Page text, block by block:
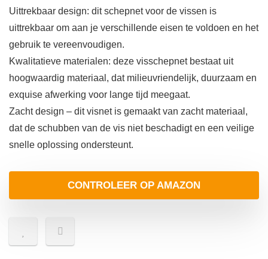
Uittrekbaar design: dit schepnet voor de vissen is
uittrekbaar om aan je verschillende eisen te voldoen en het
gebruik te vereenvoudigen.
Kwalitatieve materialen: deze visschepnet bestaat uit
hoogwaardig materiaal, dat milieuvriendelijk, duurzaam en
exquise afwerking voor lange tijd meegaat.
Zacht design – dit visnet is gemaakt van zacht materiaal,
dat de schubben van de vis niet beschadigt en een veilige
snelle oplossing ondersteunt.
CONTROLEER OP AMAZON